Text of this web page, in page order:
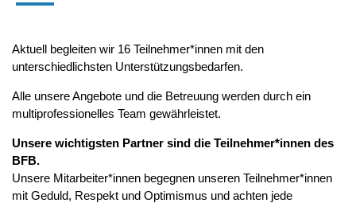
Aktuell begleiten wir 16 Teilnehmer*innen mit den
unterschiedlichsten Unterstützungsbedarfen.
Alle unsere Angebote und die Betreuung werden durch ein
multiprofessionelles Team gewährleistet.
Unsere wichtigsten Partner sind die Teilnehmer*innen des
BFB.
Unsere Mitarbeiter*innen begegnen unseren Teilnehmer*innen
mit Geduld, Respekt und Optimismus und achten jede